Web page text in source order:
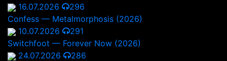
16.07.2026
296
Confess — Metalmorphosis (2026)
10.07.2026
291
Switchfoot — Forever Now (2026)
24.07.2026
286